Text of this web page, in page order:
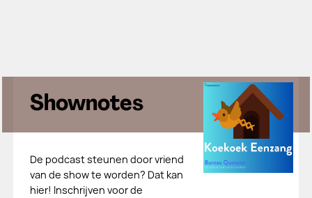
Shownotes
De podcast steunen door vriend
van de show te worden? Dat kan
hier! Inschrijven voor de